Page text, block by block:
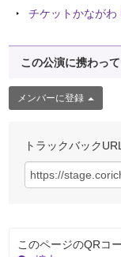
チケットかながわ
この公演に携わっ
メンバーに登録
トラックバック
このページのQRコ